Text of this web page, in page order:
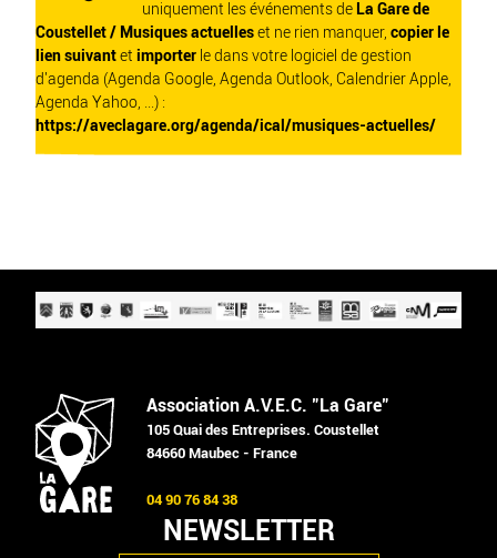
uniquement les événements de La Gare de
Coustellet / Musiques actuelleset ne rien manquer, copier le
lien suivantet importer le dans votre logiciel de gestion
d'agenda (Agenda Google, Agenda Outlook, Calendrier Apple,
Agenda Yahoo, ...) :
https://aveclagare.org/agenda/ical/musiques-actuelles/
Association A.V.E.C. "La Gare"
105 Quai des Entreprises. Coustellet
84660 Maubec - France
04 90 76 84 38
NEWSLETTER